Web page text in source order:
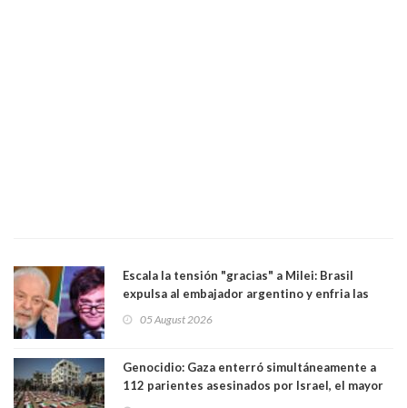
Escala la tensión "gracias" a Milei: Brasil
expulsa al embajador argentino y enfria las
trasandino
05 August 2026
Genocidio: Gaza enterró simultáneamente a
112 parientes asesinados por Israel, el mayor